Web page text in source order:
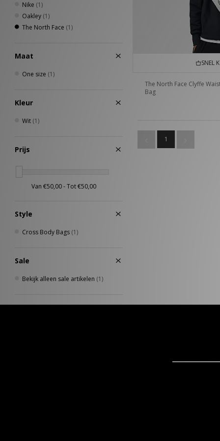
Nike (1)
Oakley (1)
The North Face (1)
Maat
One size (1)
Kleur
Wit (1)
Prijs
Style
Cross Body Bags (1)
Sale
Bekijk alleen sale artikelen (1)
SNEL
The North Face Clyffe
Bag
1